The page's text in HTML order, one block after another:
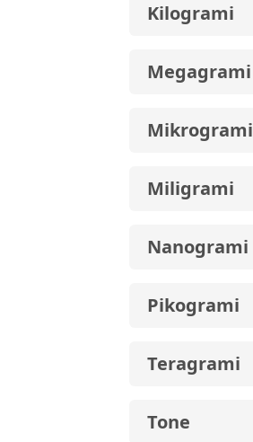
Kilogrami
Megagrami
Mikrogrami
Miligrami
Nanogrami
Pikogrami
Teragrami
Tone